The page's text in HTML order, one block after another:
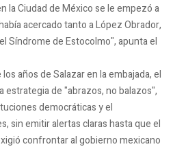
la Ciudad de México se le empezó a
acercado tanto a López Obrador,
Síndrome de Estocolmo", apunta el
años de Salazar en la embajada, el
de "abrazos, no balazos",
democráticas y el
sin emitir alertas claras hasta que el
confrontar al gobierno mexicano